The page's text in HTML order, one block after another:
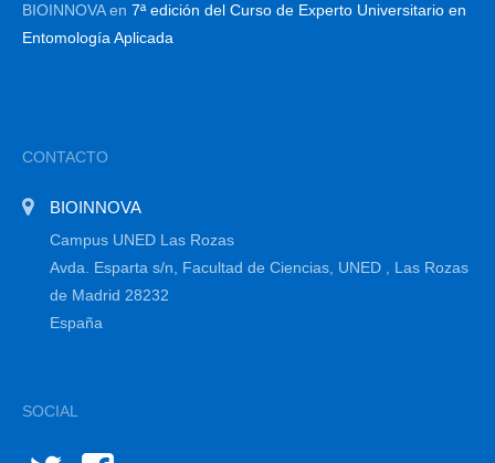
BIOINNOVAen 7ª edición del Curso de Experto Universitario en
Entomología Aplicada
CONTACTO
BIOINNOVA
Campus UNED Las Rozas
Avda. Esparta s/n, Facultad de Ciencias, UNED , Las Rozas
de Madrid 28232
España
SOCIAL